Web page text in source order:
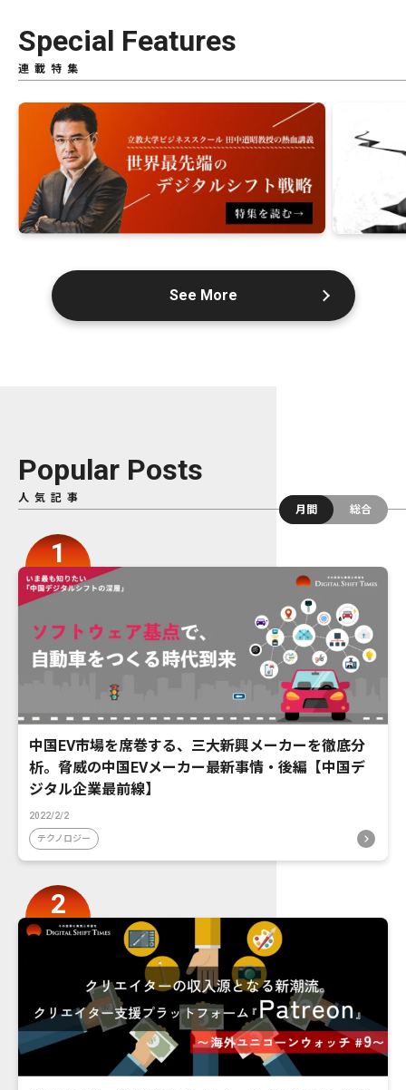
Special Features
連載特集
See More
Popular Posts
人気記事
月間
総合
中国EV市場を席巻する、三大新興メーカーを徹底分
析。脅威の中国EVメーカー最新事情・後編【中国デ
ジタル企業最前線】
2022/2/2
テクノロジー